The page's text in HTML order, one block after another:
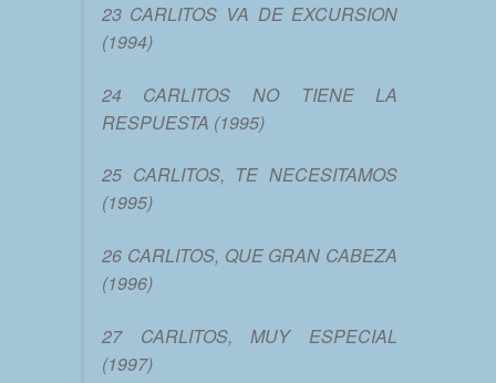
23 CARLITOS VA DE EXCURSION
(1994)
24 CARLITOS NO TIENE LA
RESPUESTA (1995)
25 CARLITOS, TE NECESITAMOS
(1995)
26 CARLITOS, QUE GRAN CABEZA
(1996)
27 CARLITOS, MUY ESPECIAL
(1997)